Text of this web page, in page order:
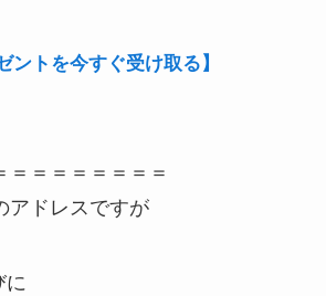
ントを今すぐ受け取る】
＝＝＝＝＝＝＝＝
アドレスですが
に